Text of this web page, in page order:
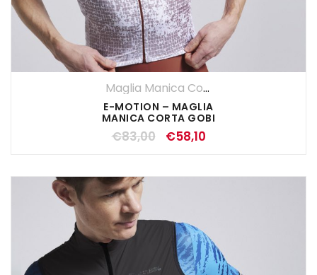
Maglia Manica Corta
E-MOTION – MAGLIA
MANICA CORTA GOBI
€83,00 €58,10